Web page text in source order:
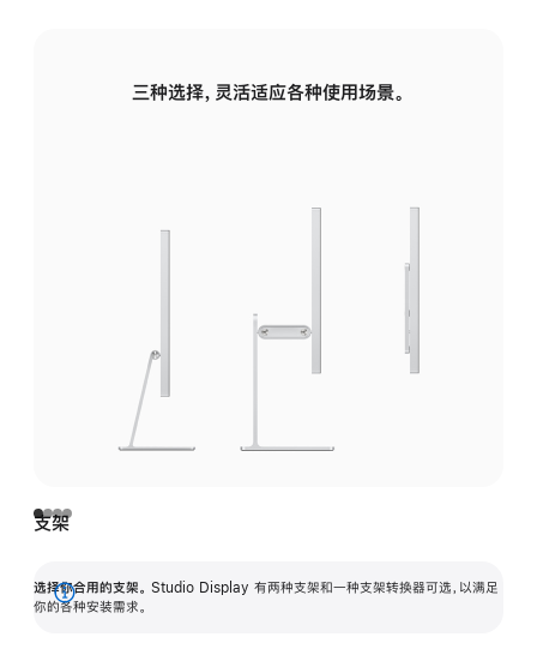
三种选择，灵活适应各种使用场景。
支架
选择你合用的支架。 Studio Display 有两种支架和一种支架转换器可选，以满足
你的各种安装需求。
展